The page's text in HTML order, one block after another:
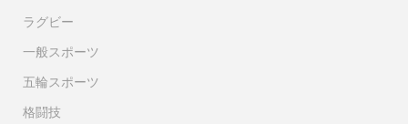
ラグビー
一般スポーツ
五輪スポーツ
格闘技